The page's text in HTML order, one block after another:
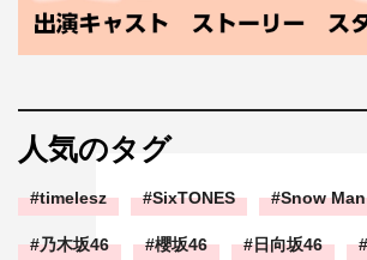
人気のタグ
timelesz SixTONES Snow Man
乃木坂46 櫻坂46 日向坂46